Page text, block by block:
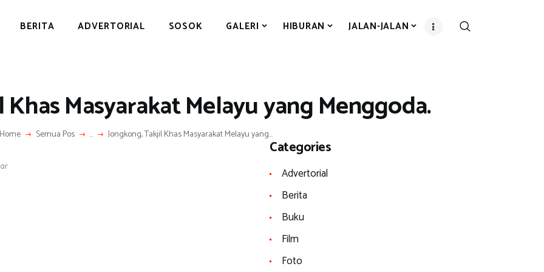
BERITA ADVERTORIAL SOSOK GALERI HIBURAN JALAN-JALAN
Masyarakat Melayu yang Menggoda.
Home Semua Pos ... Jongkong, Takjil Khas Masyarakat Melayu yang...
ADVERTORIAL
JALAN-JALAN
HIDUP
Categories
Advertorial
Berita
Buku
Film
Foto